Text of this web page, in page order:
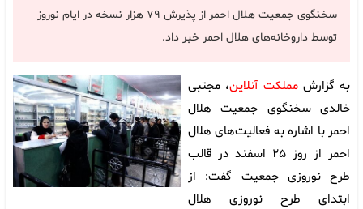
سخنگوی جمعیت هلال احمر از پذیرش ۷۹ هزار نسخه در ایام نوروز
توسط داروخانه‌های هلال احمر خبر داد.
به گزارشمملکت آنلاین، مجتبی
خالدی سخنگوی جمعیت هلال
احمر با اشاره به فعالیت‌های هلال
احمر از روز ۲۵ اسفند در قالب
طرح نوروزی جمعیت گفت: از
ابتدای طرح نوروزی هلال